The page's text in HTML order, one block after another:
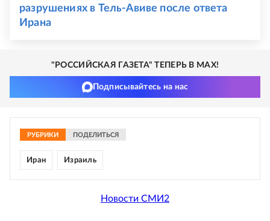
разрушениях в Тель-Авиве после ответа
Ирана
"РОССИЙСКАЯ ГАЗЕТА" ТЕПЕРЬ В MAX!
Подписывайтесь на нас
РУБРИКИ ПОДЕЛИТЬСЯ
Иран Израиль
Новости СМИ2